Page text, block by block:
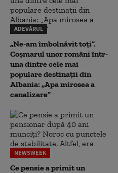
ADEVĂRUL
„Ne-am îmbolnăvit toți”.
Coșmarul unor români într-
una dintre cele mai
populare destinații din
Albania: „Apa mirosea a
canalizare”
NEWSWEEK
Ce pensie a primit un